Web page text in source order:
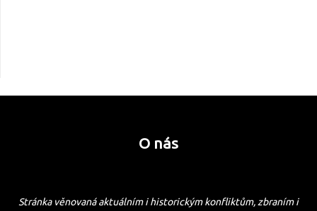
O nás
Stránka věnovaná aktuálním i historickým konfliktům, zbraním i